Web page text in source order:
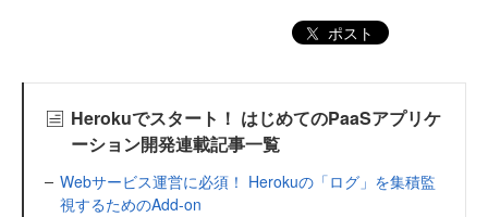
ポスト
Herokuでスタート！ はじめてのPaaSアプリケ
ーション開発連載記事一覧
Webサービス運営に必須！ Herokuの「ログ」を集積監
視するためのAdd-on